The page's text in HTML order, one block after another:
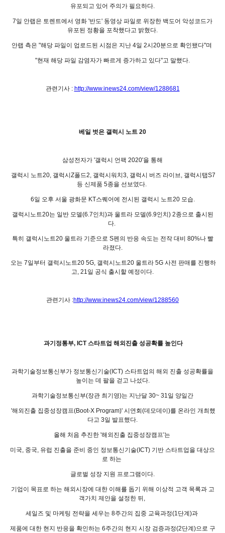
유포되고 있어 주의가 필요하다.
7일 안랩은 토렌트에서 영화 '반도' 동영상 파일로 위장한 백도어 악성코드가
유포된 정황을 포착했다고 밝혔다.
안랩 측은 "해당 파일이 업로드된 시점은 지난 4일 2시20분으로 확인됐다"며
"현재 해당 파일 감염자가 빠르게 증가하고 있다"고 말했다.
관련기사 : http://www.inews24.com/view/1288681
베일 벗은 갤럭시 노트 20
삼성전자가 '갤럭시 언팩 2020'을 통해
갤럭시 노트20, 갤럭시Z폴드2, 갤럭시워치3, 갤럭시 버즈 라이브, 갤럭시탭S7
등 신제품 5종을 선보였다.
6일 오후 서울 광화문 KT스퀘어에 전시된 갤럭시 노트20 모습.
갤럭시노트20는 일반 모델(6.7인치)과 울트라 모델(6.9인치) 2종으로 출시된
다.
특히 갤럭시노트20 울트라 기준으로 S펜의 반응 속도는 전작 대비 80%나 빨
라졌다.
오는 7일부터 갤럭시노트20 5G, 갤럭시노트20 울트라 5G 사전 판매를 진행하
고, 21일 공식 출시할 예정이다.
관련기사 :http://www.inews24.com/view/1288560
과기정통부, ICT 스타트업 해외진출 성공확률 높인다
과학기술정보통신부가 정보통신기술(ICT) 스타트업의 해외 진출 성공확률을
높이는 데 팔을 걷고 나섰다.
과학기술정보통신부(장관 최기영)는 지난달 30~ 31일 양일간
'해외진출 집중성장캠프(Boot-X Program)' 시연회(데모데이)를 온라인 개최했
다고 3일 발표했다.
올해 처음 추진한 '해외진출 집중성장캠프'는
미국, 중국, 유럽 진출을 준비 중인 정보통신기술(ICT) 기반 스타트업을 대상으
로 하는
글로벌 성장 지원 프로그램이다.
기업이 목표로 하는 해외시장에 대한 이해를 돕기 위해 이상적 고객 목록과 고
객가치 제안을 설정한 뒤,
세일즈 및 마케팅 전략을 세우는 8주간의 집중 교육과정(1단계)과
제품에 대한 현지 반응을 확인하는 6주간의 현지 시장 검증과정(2단계)으로 구